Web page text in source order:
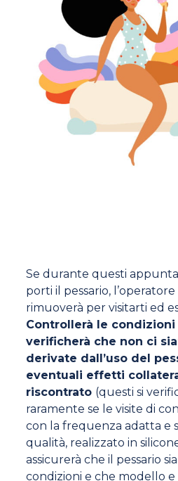
Se durante questi
porti il pessario,
rimuoverà per visitarti ed
Controllerà le
verificherà che non ci
derivate dall’uso del
eventuali effetti
riscontrato (questi si
raramente se le visite di
con la frequenza adatta e
qualità, realizzato in
assicurerà che il pessario
condizioni e che modello e